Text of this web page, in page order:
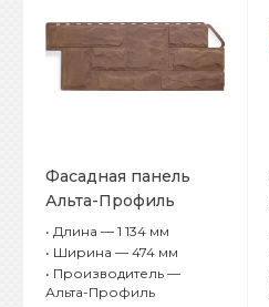
Фасадная панель
Альта-Профиль
Гранит Балканский
• Длина — 1 134 мм
• Ширина — 474 мм
• Производитель —
Альта-Профиль